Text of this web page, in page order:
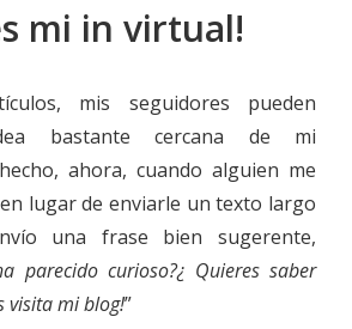
mi in virtual!
mis seguidores pueden
bastante cercana de mi
ahora, cuando alguien me
lugar de enviarle un texto largo
una frase bien sugerente,
parecido curioso?¿ Quieres saber
visita mi blog!”